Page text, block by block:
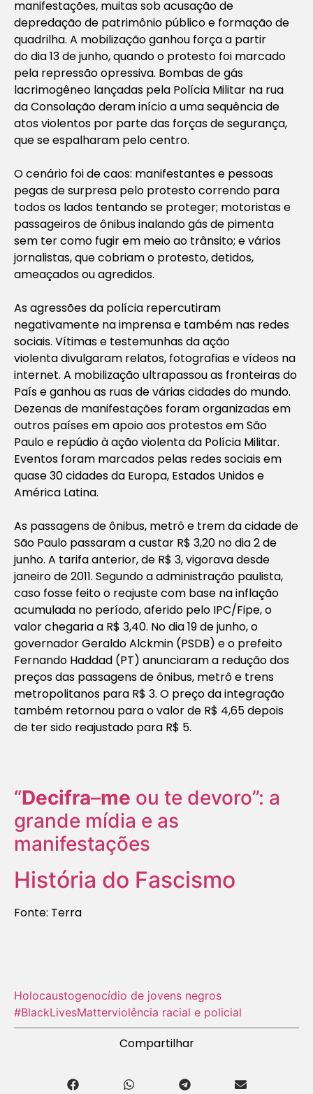
manifestações, muitas sob acusação de
depredação de patrimônio público e formação de
quadrilha. A mobilização ganhou força a partir
do dia 13 de junho, quando o protesto foi marcado
pela repressão opressiva. Bombas de gás
lacrimogêneo lançadas pela Polícia Militar na rua
da Consolação deram início a uma sequência de
atos violentos por parte das forças de segurança,
que se espalharam pelo centro.
O cenário foi de caos: manifestantes e pessoas
pegas de surpresa pelo protesto correndo para
todos os lados tentando se proteger; motoristas e
passageiros de ônibus inalando gás de pimenta
sem ter como fugir em meio ao trânsito; e vários
jornalistas, que cobriam o protesto, detidos,
ameaçados ou agredidos.
As agressões da polícia repercutiram
negativamente na imprensa e também nas redes
sociais. Vítimas e testemunhas da ação
violenta divulgaram relatos, fotografias e vídeos na
internet. A mobilização ultrapassou as fronteiras do
País e ganhou as ruas de várias cidades do mundo.
Dezenas de manifestações foram organizadas em
outros países em apoio aos protestos em São
Paulo e repúdio à ação violenta da Polícia Militar.
Eventos foram marcados pelas redes sociais em
quase 30 cidades da Europa, Estados Unidos e
América Latina.
As passagens de ônibus, metrô e trem da cidade de
São Paulo passaram a custar R$ 3,20 no dia 2 de
junho. A tarifa anterior, de R$ 3, vigorava desde
janeiro de 2011. Segundo a administração paulista,
caso fosse feito o reajuste com base na inflação
acumulada no período, aferido pelo IPC/Fipe, o
valor chegaria a R$ 3,40. No dia 19 de junho, o
governador Geraldo Alckmin (PSDB) e o prefeito
Fernando Haddad (PT) anunciaram a redução dos
preços das passagens de ônibus, metrô e trens
metropolitanos para R$ 3. O preço da integração
também retornou para o valor de R$ 4,65 depois
de ter sido reajustado para R$ 5.
“Decifra–me ou te devoro”: a
grande mídia e as
manifestações
História do Fascismo
Fonte: Terra
Holocausto‬genocídio de jovens negros
#BlackLivesMatterviolência racial e policial
Compartilhar